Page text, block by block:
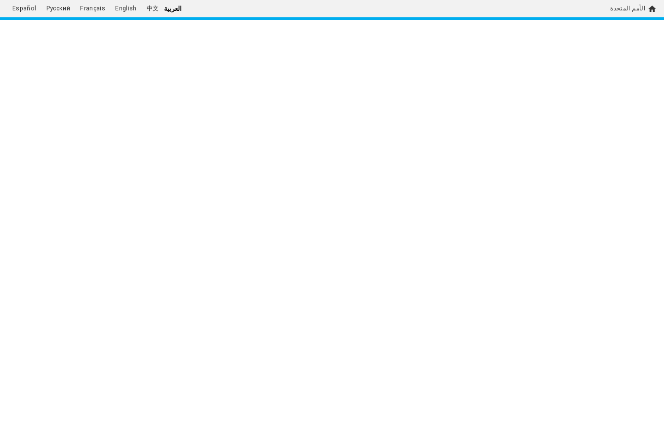
home الأمم المتحدة العربية 中文
English
Français
Русский
Español